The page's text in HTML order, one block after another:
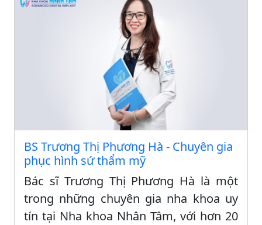
BS Trương Thị Phương Hà - Chuyên gia
phục hình sứ thẩm mỹ
Bác sĩ Trương Thị Phương Hà là một
trong những chuyên gia nha khoa uy
tín tại Nha khoa Nhân Tâm, với hơn 20